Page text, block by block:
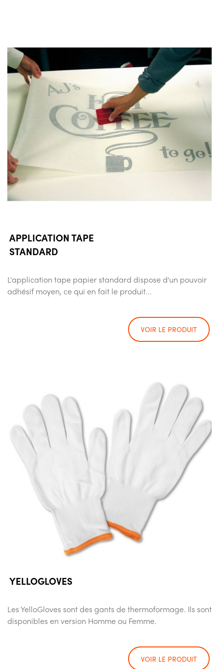
APPLICATION TAPE
STANDARD
L'application tape papier standard dispose d'un pouvoir
adhésif moyen, ce qui en fait le produit...
VOIR LE PRODUIT
YELLOGLOVES
Les YelloGloves sont des gants de thermoformage. Ils sont
disponibles en version Homme ou Femme.
VOIR LE PRODUIT